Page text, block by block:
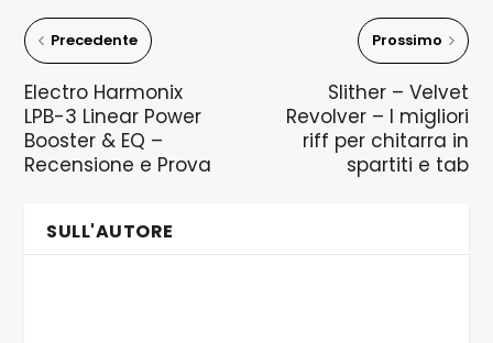
Precedente
Electro Harmonix
LPB-3 Linear Power
Booster & EQ –
Recensione e Prova
Prossimo
Slither – Velvet
Revolver – I migliori
riff per chitarra in
spartiti e tab
SULL'AUTORE